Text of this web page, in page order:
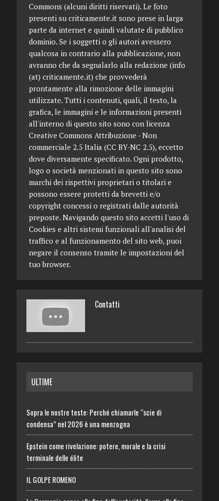
Commons (alcuni diritti riservati). Le foto
presenti su criticamente.it sono prese in larga
parte da internet e quindi valutate di pubblico
dominio. Se i soggetti o gli autori avessero
qualcosa in contrario alla pubblicazione, non
avranno che da segnalarlo alla redazione (info
(at) criticamente.it) che provvederà
prontamente alla rimozione delle immagini
utilizzate. Tutti i contenuti, quali, il testo, la
grafica, le immagini e le informazioni presenti
all'interno di questo sito sono con licenza
Creative Commons Attribuzione - Non
commerciale 2.5 Italia (CC BY-NC 2.5), eccetto
dove diversamente specificato. Ogni prodotto,
logo o società menzionati in questo sito sono
marchi dei rispettivi proprietari o titolari e
possono essere protetti da brevetti e/o
copyright concessi o registrati dalle autorità
preposte. Navigando questo sito accetti l'uso di
Cookies e altri sistemi funzionali all'analisi del
traffico e al funzionamento del sito web, puoi
negare il consenso tramite le impostazioni del
tuo browser.
Contatti
ULTIME
Sopra le nostre teste: Perché chiamarle “scie di
condensa” nel 2026 è una menzogna
Epstein come rivelazione: potere, morale e la crisi
terminale delle élite
IL GOLPE ROMENO